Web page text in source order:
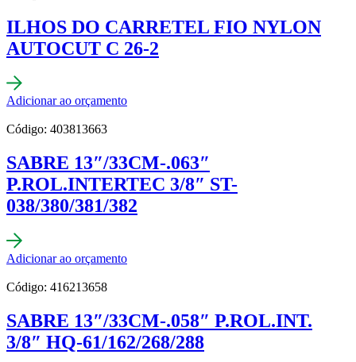
ILHOS DO CARRETEL FIO NYLON
AUTOCUT C 26-2
Adicionar ao orçamento
Código: 403813663
SABRE 13″/33CM-.063″
P.ROL.INTERTEC 3/8″ ST-
038/380/381/382
Adicionar ao orçamento
Código: 416213658
SABRE 13″/33CM-.058″ P.ROL.INT.
3/8″ HQ-61/162/268/288